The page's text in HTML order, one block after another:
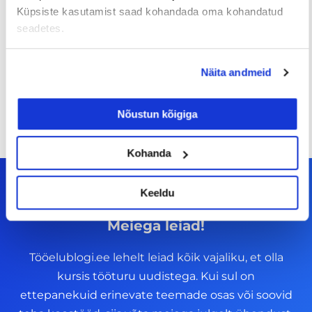
Küpsiste kasutamist saad kohandada oma kohandatud
seadetes.
Näita andmeid
Nõustun kõigiga
Kohanda
Keeldu
tabuteema!
Meiega leiad!
Tööelublogi.ee lehelt leiad kõik vajaliku, et olla
kursis tööturu uudistega. Kui sul on
ettepanekuid erinevate teemade osas või soovid